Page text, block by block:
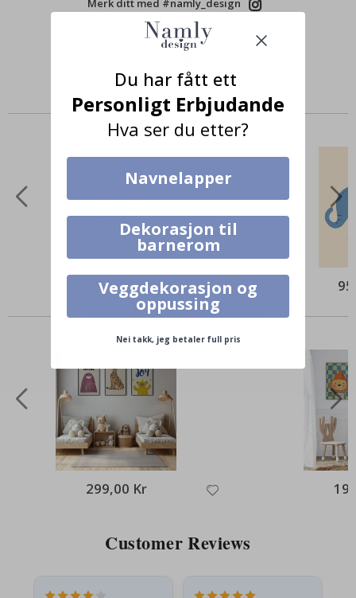
Merk ditt med #namly_design
Produkter kjøpt sammen
95,00 Kr
Alternative produkter
299,00 Kr
Customer Reviews
Du har fått ett
Personligt Erbjudande
Hva ser du etter?
Navnelapper
Dekorasjon til
barnerom
Veggdekorasjon og
oppussing
Nei takk, jeg betaler full pris